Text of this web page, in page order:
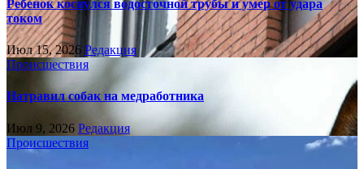
Ребенок коснулся водосточной трубы и умер от удара
током
Июл 15, 2026 Редакция
Происшествия
Натравил собак на медработника
Июл 9, 2026 Редакция
Происшествия